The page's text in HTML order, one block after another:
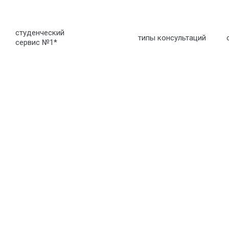
студенческий
сервис №1* типы консультаций